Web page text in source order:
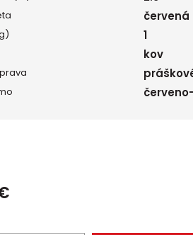
červená
1
kov